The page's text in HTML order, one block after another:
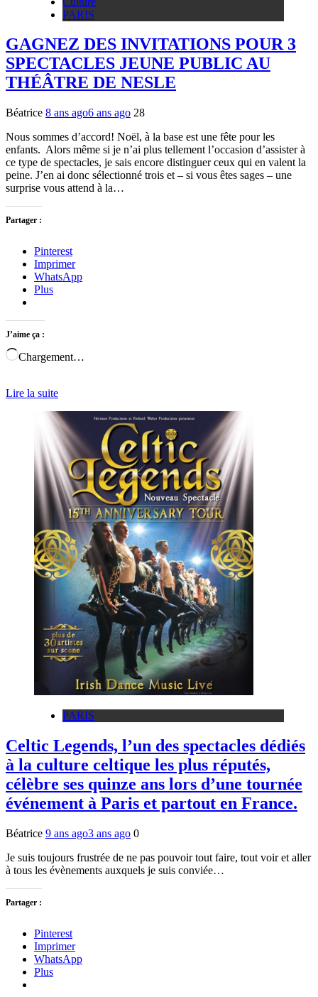
PARIS
GAGNEZ DES INVITATIONS POUR 3
SPECTACLES JEUNE PUBLIC AU
THÉÂTRE DE NESLE
Béatrice 8 ans ago6 ans ago 28
Nous sommes d’accord! Noël, à la base est une fête pour les
enfants. Alors même si je n’ai plus tellement l’occasion d’assister à
ce type de spectacles, je sais encore distinguer ceux qui en valent la
peine. J’en ai donc sélectionné trois et – si vous êtes sages – une
surprise vous attend à la…
Partager :
Pinterest
Imprimer
WhatsApp
Plus
J’aime ça :
Chargement…
Lire la suite
PARIS
Celtic Legends, l’un des spectacles dédiés
à la culture celtique les plus réputés,
célèbre ses quinze ans lors d’une tournée
événement à Paris et partout en France.
Béatrice 9 ans ago3 ans ago 0
Je suis toujours frustrée de ne pas pouvoir tout faire, tout voir et aller
à tous les évènements auxquels je suis conviée…
Partager :
Pinterest
Imprimer
WhatsApp
Plus